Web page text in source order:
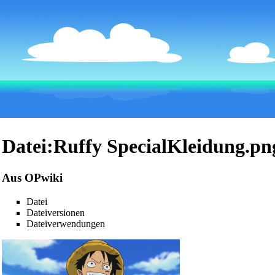
Datei:Ruffy
Aus OPwiki
Datei
Dateiversionen
Dateiverwendungen